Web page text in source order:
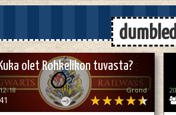
Kuka olet Rohkelikon tuvasta?
18 Grond